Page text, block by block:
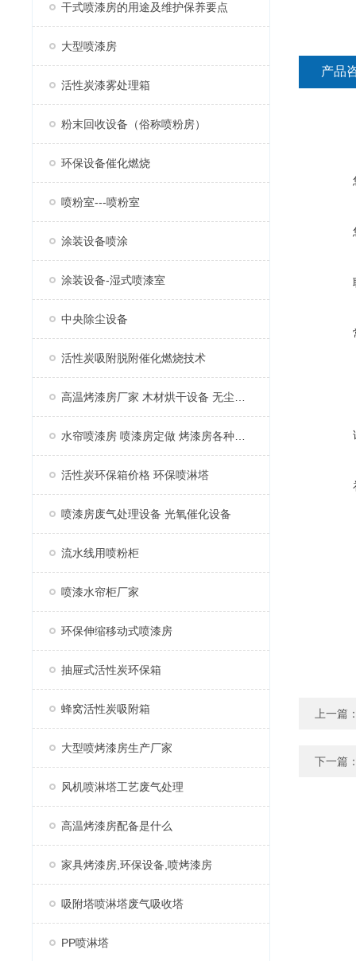
干式喷漆房的用途及维护保养要点
大型喷漆房
活性炭漆雾处理箱
粉末回收设备（俗称喷粉房）
环保设备催化燃烧
喷粉室---喷粉室
涂装设备喷涂
涂装设备-湿式喷漆室
中央除尘设备
活性炭吸附脱附催化燃烧技术
活性炭环保箱价格 环保喷淋塔
喷漆房废气处理设备 光氧催化设备
流水线用喷粉柜
喷漆水帘柜厂家
环保伸缩移动式喷漆房
抽屉式活性炭环保箱
蜂窝活性炭吸附箱
大型喷烤漆房生产厂家
风机喷淋塔工艺废气处理
高温烤漆房配备是什么
家具烤漆房,环保设备,喷烤漆房
吸附塔喷淋塔废气吸收塔
PP喷淋塔
产品
上一篇
下一篇